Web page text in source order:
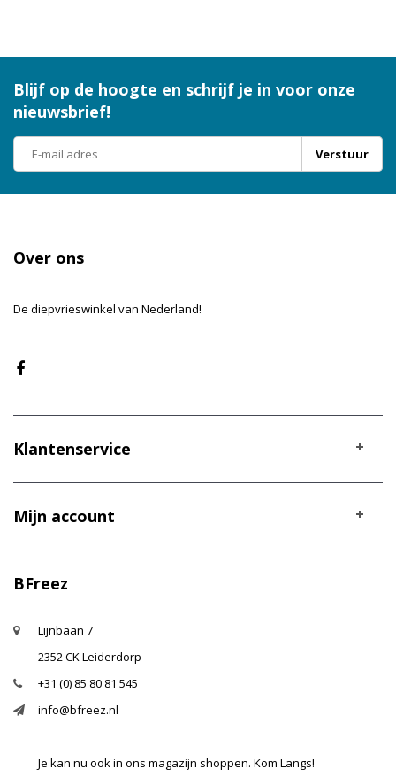
Blijf op de hoogte en schrijf je in voor onze
nieuwsbrief!
Verstuur
Over ons
De diepvrieswinkel van Nederland!
Klantenservice
Mijn account
BFreez
Lijnbaan 7
2352 CK Leiderdorp
+31 (0) 85 80 81 545
info@bfreez.nl
Je kan nu ook in ons magazijn shoppen. Kom Langs!